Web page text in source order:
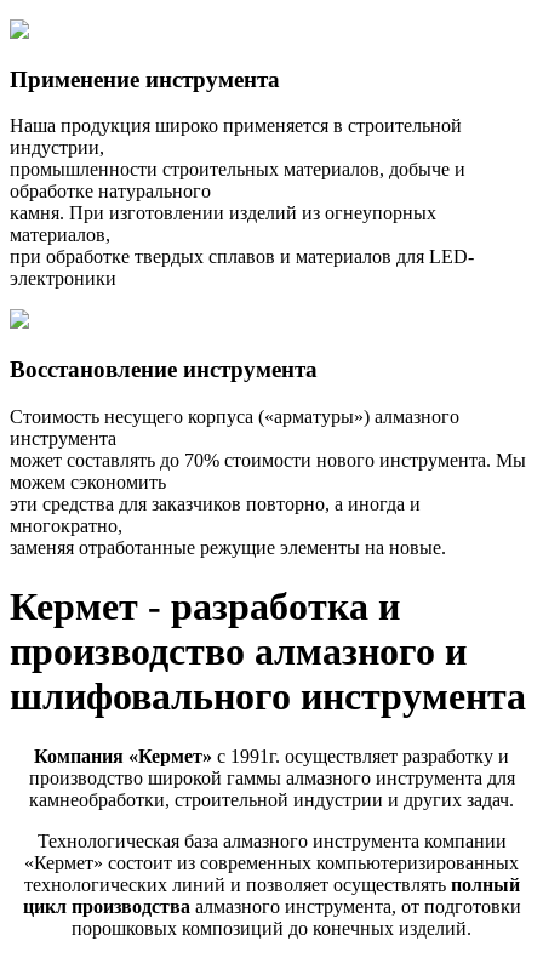
Применение инструмента
Наша продукция широко применяется в строительной
индустрии,
промышленности строительных материалов, добыче и
обработке натурального
камня. При изготовлении изделий из огнеупорных
материалов,
при обработке твердых сплавов и материалов для LED-
электроники
Восстановление инструмента
Стоимость несущего корпуса («арматуры») алмазного
инструмента
может составлять до 70% стоимости нового инструмента. Мы
можем сэкономить
эти средства для заказчиков повторно, а иногда и
многократно,
заменяя отработанные режущие элементы на новые.
Кермет - разработка и
производство алмазного и
шлифовального инструмента
Компания «Кермет» с 1991г. осуществляет разработку и
производство широкой гаммы алмазного инструмента для
камнеобработки, строительной индустрии и других задач.
Технологическая база алмазного инструмента компании
«Кермет» состоит из современных компьютеризированных
технологических линий и позволяет осуществлять полный
цикл производства алмазного инструмента, от подготовки
порошковых композиций до конечных изделий.